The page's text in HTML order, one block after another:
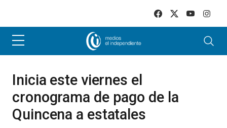
Inicia este viernes el
cronograma de pago de la
Quincena a estatales